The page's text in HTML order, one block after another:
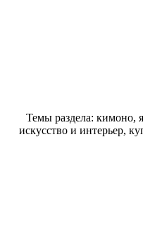
Темы раздела: кимоно,
искусство и интерьер,